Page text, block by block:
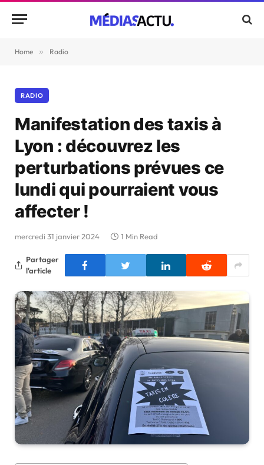
Home » Radio
RADIO
Manifestation des taxis à
Lyon : découvrez les
perturbations prévues ce
lundi qui pourraient vous
affecter !
mercredi 31 janvier 2024 1 Min Read
Partager
l'article